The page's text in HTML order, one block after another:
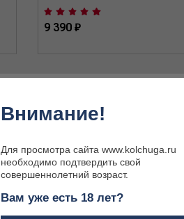
9 390 ₽
Внимание!
Для просмотра сайта www.kolchuga.ru
необходимо подтвердить свой
совершеннолетний возраст.
Вам уже есть 18 лет?